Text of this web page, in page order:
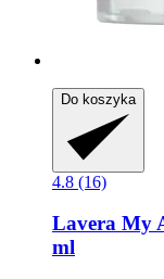
Do koszyka
4.8 (16)
Lavera My
ml